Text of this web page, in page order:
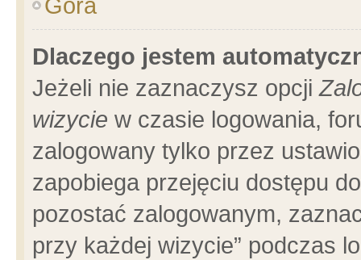
Dlaczego jestem
Jeżeli nie zaznaczysz opcji
wizycie w czasie logowania,
zalogowany tylko przez
zapobiega przejęciu dostępu
pozostać zalogowanym,
przy każdej wizycie” podczas